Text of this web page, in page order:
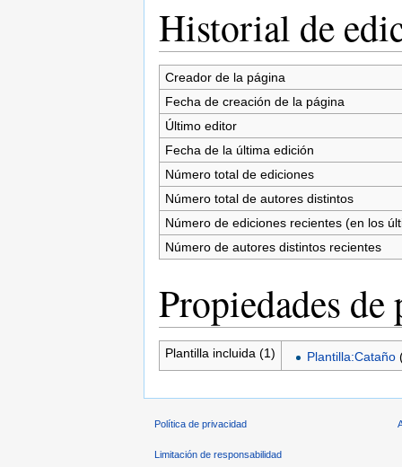
Historial de
Creador de la página
Fecha de creación de la página
Último editor
Fecha de la última edición
Número total de ediciones
Número total de autores distintos
Número de ediciones recientes (en los
Número de autores distintos recientes
Propiedades de
Plantilla incluida (1) Plantilla:Cataño
Política de privacidad
Limitación de responsabilidad